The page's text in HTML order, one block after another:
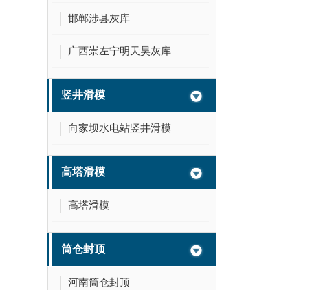
邯郸涉县灰库
广西崇左宁明天昊灰库
竖井滑模
向家坝水电站竖井滑模
高塔滑模
高塔滑模
筒仓封顶
河南筒仓封顶